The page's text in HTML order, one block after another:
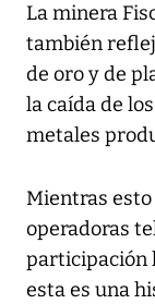
La minera
también
de oro y de
la caída de
metales
Mientras esto
operadoras
participación
esta es una